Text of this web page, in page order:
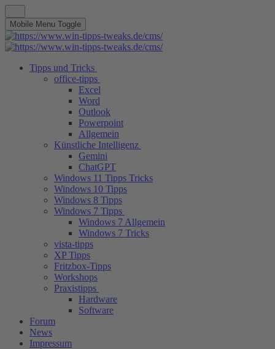
Mobile Menu Toggle
Tipps und Tricks
office-tipps
Excel
Word
Outlook
Powerpoint
Allgemein
Künstliche Intelligenz
Gemini
ChatGPT
Windows 11 Tipps Tricks
Windows 10 Tipps
Windows 8 Tipps
Windows 7 Tipps
Windows 7 Allgemein
Windows 7 Tricks
vista-tipps
XP Tipps
Fritzbox-Tipps
Workshops
Praxistipps
Hardware
Software
Forum
News
Impressum